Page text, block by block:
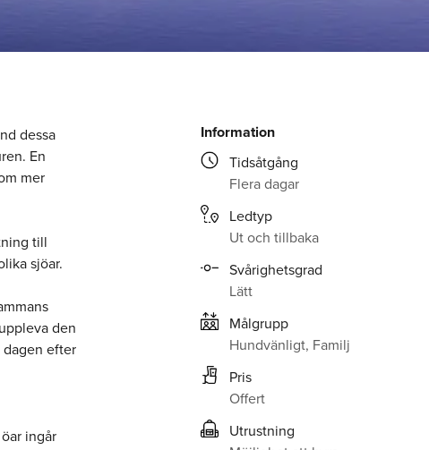
Information
Tidsåtgång
Flera dagar
Ledtyp
Ut och tillbaka
Svårighetsgrad
Lätt
Målgrupp
Hundvänligt, Familj
Pris
Offert
Utrustning
dessa
En
mer
till
sjöar.
den
efter
ingår